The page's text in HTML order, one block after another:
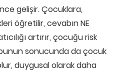
gelişir. Çocuklara,
öğretilir, cevabın NE
artırır, çocuğu risk
sonucunda da çocuk
duygusal olarak daha